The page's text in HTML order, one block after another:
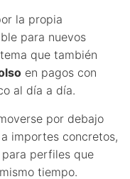
la propia
para nuevos
que también
en pagos con
al día a día.
por debajo
importes concretos,
perfiles que
tiempo.